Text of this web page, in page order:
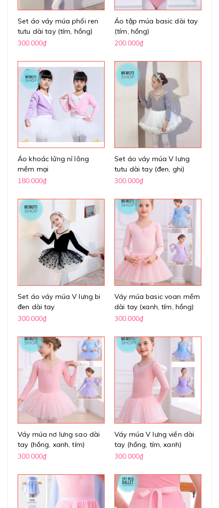
Set áo váy múa phối ren
tutu dài tay (tím, hồng)
300.000₫
Áo tập múa basic dài tay
(tím, hồng)
200.000₫
Áo khoác lửng nỉ lông
mềm mại
180.000₫
Set áo váy múa V lưng
tutu dài tay (đen, ghi)
300.000₫
Set áo váy múa V lưng bi
đen dài tay
300.000₫
Váy múa basic voan mềm
dài tay (xanh, tím, hồng)
300.000₫
Váy múa nơ lưng sao dài
tay (hồng, xanh, tím)
300.000₫
Váy múa V lưng viền dài
tay (hồng, tím, xanh)
300.000₫